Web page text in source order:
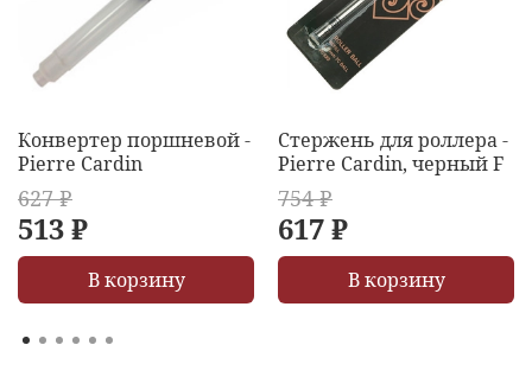
Конвертер поршневой -
Pierre Cardin
627 ₽
513 ₽
В корзину
Стержень для роллера -
Pierre Cardin, черный F
754 ₽
617 ₽
В корзину